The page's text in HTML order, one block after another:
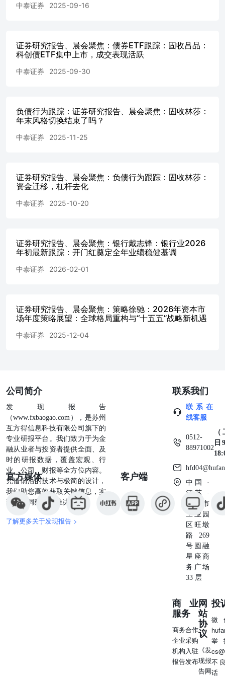
中，核心品种的稀缺性可能更强。这意味着：1、产业趋势/
科技品种上半年已有显著调整。一方面，相较科技品种在二
季度围绕海外映射、产能扩张、涨价函等多重利好催化交易
阶段。非科技品种可跟踪的边际利好相对有限，且市场风格
司开始披露半年业绩预告，部分非科技品种因出现业绩见
底，或边际改善信号，亦能给到短期不错的市场反馈，即便
在较高的溢价率情况下，部分个券转债亦能提供一定弹性。
展望后续：夏天的风，吹往转债 整体来看，转债品种随着
的【更久一点】。做好条款应对，可临近业绩公告再做决
断，也可在主题间均衡——如储能、机器人、电力设备等方
出清，价值"均值回归"动能正在积聚。抓住半年报抓手，择
平价驱动的交易机会】 再融资新规对转债市场影响如何？7
月3日，证监会宣布就完善上市公司再融资规则公开征求意
见，主要涉及六大方面内容，包括建立再融资定向增发储架
发行制度、优化小额快速再融资制度、实行统一的市价发行
增，增发、配股适用相同的再融资间隔期要求，加强可转债
偿债能力约束要求，避免违约风险。一定程度上向定增的监
管标准看齐，发行条件趋严。 权益的风格切换了吗？7月中
团队在最新报告中提到，将主要云厂商资本开支与科技硬件
总市值进行拟合，英伟达等美国核心科技股的定价与资本开
支依然高度吻合，情绪修复后科技仍是最重要的主线。 具
体择券策略上，科技&非科技动态平衡，看好由平价驱动的
交易机会。 推荐方向来看：转债整体赚钱效应预计改善，
核心仍来自于平价驱动，跟随权益节奏做交易。建议关注：
1）景气行业beta标的，如锂电、储能、电力设备等；2）核
心科技品种调整后的交易机会；3）即将上市的硬科技新券
及非临转股期次新品种；4）中报有望超预期品种。 个券层
面，建议关注：金杨转债、长高转债、尚太转债、宙邦转
债、伯25转债、艾为转债、昌红转债、精测转2、珂玛转
债、联瑞转债、颀中转债、微导转债、博22转债、天准转
债、正帆转债、晶瑞转2等。 风险提示：宏观政策超预期、
地缘风险超预期、转债条款超预期、信息更新不及时摘要选
自中泰证券研究所研究报告：夏天的风，吹往转债-——转
债双周报发布时间：2026年07月06日 报告作者：吕品中泰
固定收益首席分析师S0740525060003 研究分享 【固收】吕
品：信用债、利率债ETF走势分化-——债券ETF跟踪 上周
中债新综合指数全周下跌0.02%；短期纯债、中长期纯债基
证基准做市公司债指数分别上涨0.02%、0.03%。 资金流向
截至2026年7月3日，债券型ETF近一周合计净流出52.37亿
元，利率型ETF净流入5.66亿元，信用型ETF净流出53.10亿
元，可转债型ETF净流出4.93亿元。具体拆分来看，信用型
ETF中，短融净流出34.64亿元，公司债净流入0.11亿元，城
投债净流入0.16亿元，做市信用债净流入18.11亿元，科创
债净流出36.84亿元。截至2026年7月3日，利率型、信用
型、可转债ETF自2025年以来累计净流入分别为1080.51亿
中泰证券 2025-09-16
证券研究报告、晨会聚焦：债券ETF跟踪：固收吕品：
科创债ETF集中上市，成交表现活跃
中泰证券 2025-09-30
负债行为跟踪：证券研究报告、晨会聚焦：固收林莎：
年末风格切换结束了吗？
中泰证券 2025-11-25
证券研究报告、晨会聚焦：负债行为跟踪：固收林莎：
资金迁移，杠杆去化
中泰证券 2025-10-20
证券研究报告、晨会聚焦：银行戴志锋：银行业2026
年初最新跟踪：开门红奠定全年业绩稳健基调
中泰证券 2026-02-01
证券研究报告、晨会聚焦：策略徐驰：2026年资本市
场年度策略展望：全球格局重构与“十五五”战略新机遇
中泰证券 2025-12-04
公司简介
发现报告
（www.fxbaogao.com），是苏州
互方得信息科技有限公司旗下的
专业研报平台。我们致力于为金
融从业者与投资者提供全面、及
时的研报数据，覆盖宏观、行
业、公司、财报等全方位内容。
凭借前沿的技术与极简的设计，
我们助您高效获取关键信息，实
现深度洞察与精准决策。
了解更多关于发现报告 >
官方媒体 客户端
联系我们
联系在
线客服
0512-
88971002
日
中国 ·
江苏 ·
苏州市
工业园
区旺墩
路269
号圆融
星座商
务广场
33 层
商业
服务
商务合作
企业采购
机构入驻
报告发布
网
站
协
议
《发
现报
告网
投
微
举
不